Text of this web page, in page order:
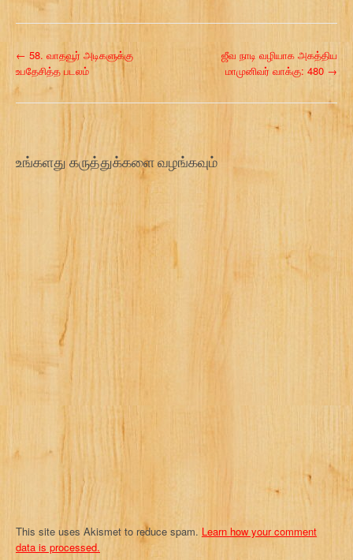
P
o
n
o
← 58. வாதவூர் அடிகளுக்கு
உபதேசித்த படலம்
ஜீவ நாடி வழியாக அகத்திய
மாமுனிவர் வாக்கு: 480 →
உங்களது கருத்துக்களை வழங்கவும்
This site uses Akismet to reduce spam. Learn how your comment
data is processed.